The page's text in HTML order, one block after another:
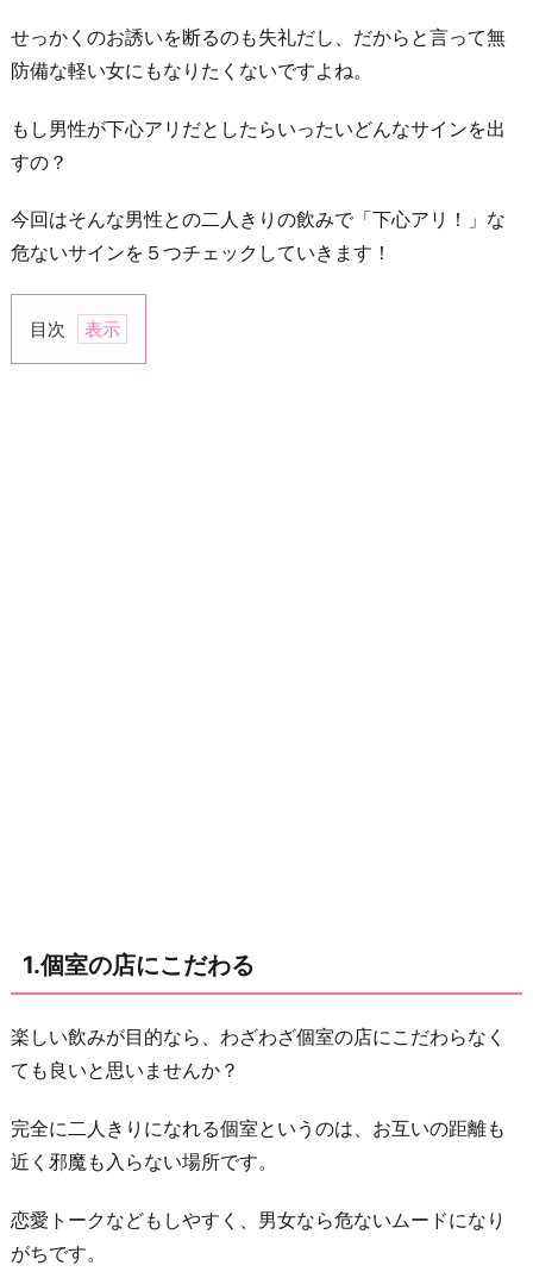
せっかくのお誘いを断るのも失礼だし、だからと言って無
防備な軽い女にもなりたくないですよね。
もし男性が下心アリだとしたらいったいどんなサインを出
すの？
今回はそんな男性との二人きりの飲みで「下心アリ！」な
危ないサインを５つチェックしていきます！
目次
1.
し
て
く
る
や
た
ら
1.個室の店にこだわる
楽しい飲みが目的なら、わざわざ個室の店にこだわらなく
ても良いと思いませんか？
完全に二人きりになれる個室というのは、お互いの距離も
近く邪魔も入らない場所です。
恋愛トークなどもしやすく、男女なら危ないムードになり
がちです。